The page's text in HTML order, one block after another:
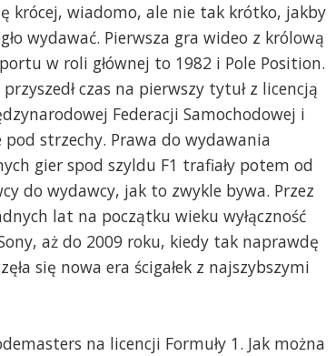
krócej, wiadomo, ale nie tak krótko, jakby
wydawać. Pierwsza gra wideo z królową
w roli głównej to 1982 i Pole Position.
czas na pierwszy tytuł z licencją
Federacji Samochodowej i
pod strzechy. Prawa do wydawania
gier spod szyldu F1 trafiały potem od
do wydawcy, jak to zwykle bywa. Przez
lat na początku wieku wyłączność
aż do 2009 roku, kiedy tak naprawdę
się nowa era ścigałek z najszybszymi
na licencji Formuły 1. Jak można